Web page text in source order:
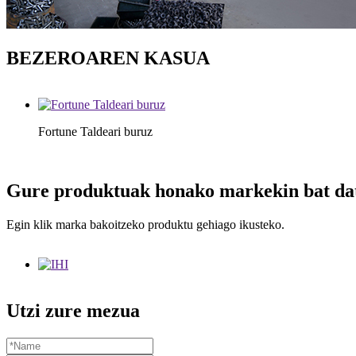
BEZEROAREN KASUA
Fortune Taldeari buruz
Gure produktuak honako markekin bat
Egin klik marka bakoitzeko produktu gehiago ikusteko.
Utzi zure mezua